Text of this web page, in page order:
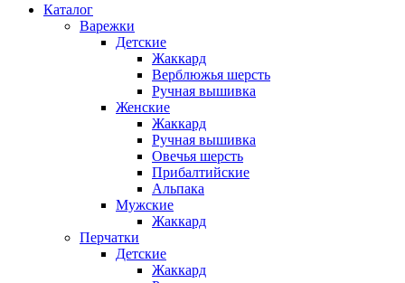
Каталог
Варежки
Детские
Жаккард
Верблюжья шерсть
Ручная вышивка
Женские
Жаккард
Ручная вышивка
Овечья шерсть
Прибалтийские
Альпака
Мужские
Жаккард
Перчатки
Детские
Жаккард